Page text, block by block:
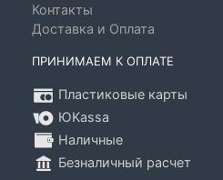
Контакты
Доставка и Оплата
ПРИНИМАЕМ К ОПЛАТЕ
Пластиковые карты
ЮKassa
Наличные
Безналичный расчет